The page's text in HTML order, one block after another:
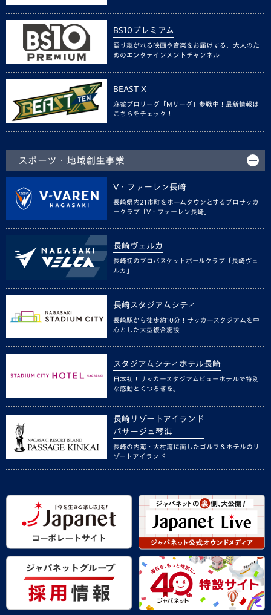
BS10プレミアム
語り継がれる映画や音楽をお届けする、大人のた
めのエンタテインメントチャンネル
BEAST X
麻雀プロリーグ「Mリーグ」参戦中！最新情報は
こちらをチェック！
スポーツ・地域創生事業
V・ファーレン長崎
長崎県内21市町をホームタウンとするプロサッカ
ークラブ「V・ファーレン長崎」
長崎ヴェルカ
長崎初のプロバスケットボールクラブ「長崎ヴェ
ルカ」
長崎スタジアムシティ
長崎駅から徒歩約10分！サッカースタジアムを中
心とした大型複合施設
スタジアムシティホテル長崎
日本初！サッカースタジアムビューホテルで特別
な感動とくつろぎを。
長崎リゾートアイランド
パサージュ琴海
長崎の内海・大村湾に面したゴルフ＆ホテルのリ
ゾートアイランド